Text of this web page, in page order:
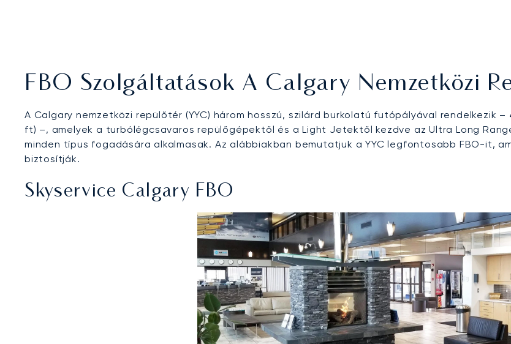
FBO Szolgáltatások A Calgary Nemzetközi
A Calgary nemzetközi repülőtér (YYC) három hosszú, szilárd burkolatú futópályával rendelkezik –
ft) –, amelyek a turbólégcsavaros repülőgépektől és a Light Jetektől kezdve az Ultra Long
minden típus fogadására alkalmasak. Az alábbiakban bemutatjuk a YYC legfontosabb FBO-it,
biztosítják.
Skyservice Calgary FBO